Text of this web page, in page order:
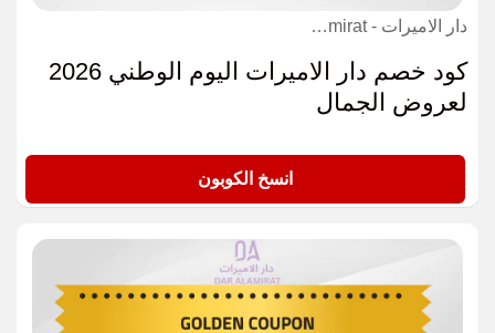
دار الاميرات - Dar Alamirat كوبون
كود خصم دار الاميرات اليوم الوطني 2026
لعروض الجمال
انسخ الكوبون